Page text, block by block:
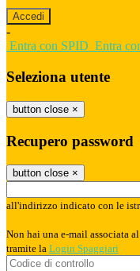
-
Entra con SPID Entra
Seleziona utente
button close ×
Recupero password
button close ×
all'indirizzo indicato con le
Non hai una e-mail associata
tramite la Login Spaggiari